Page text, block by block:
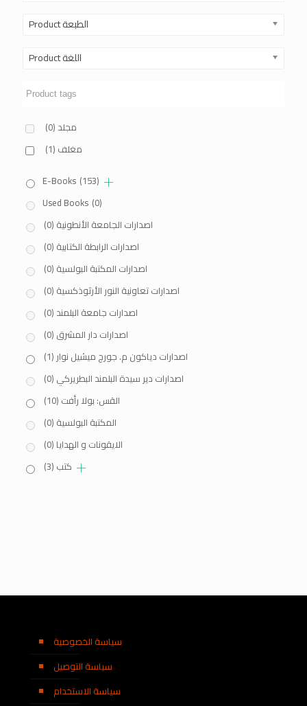
Product الطبعة
Product اللغة
مجلد (0)
مغلف (1)
E-Books (153)
Used Books (0)
اصدارات الجامعة الأنطونية (0)
اصدارات الرابطة الكتابية (0)
اصدارات المكتبة البولسية (0)
اصدارات تعاونية النور الأرثوذكسية (0)
اصدارات جامعة البلمند (0)
اصدارات دار المشرق (0)
اصدارات دياكون م. جورج ميشيل نوار (1)
اصدارات دير سيدة البلمند البطريركي (0)
القس: بولا رأفت (10)
المكتبة البولسية (0)
الايقونات و الهدايا (0)
كتب (3)
سياسة الخصوصية
سياسة التوصيل
سياسة الاستخدام